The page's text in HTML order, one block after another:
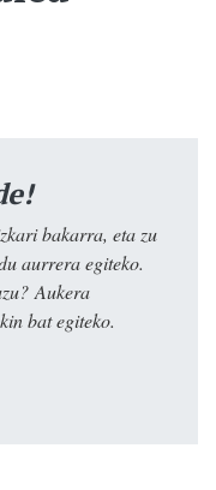
bakarra, eta zu
aurrera egiteko.
Aukera
bat egiteko.